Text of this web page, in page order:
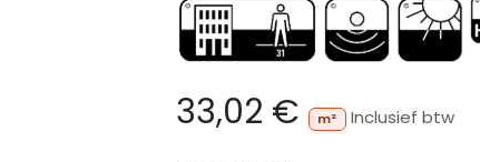
33,02 € m² Inclusief btw